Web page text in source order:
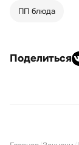
ПП блюда
Поделиться